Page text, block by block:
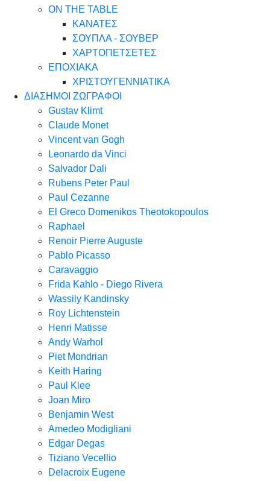
ON THE TABLE
ΚΑΝΑΤΕΣ
ΣΟΥΠΛΑ - ΣΟΥΒΕΡ
ΧΑΡΤΟΠΕΤΣΕΤΕΣ
ΕΠΟΧΙΑΚΑ
ΧΡΙΣΤΟΥΓΕΝΝΙΑΤΙΚΑ
ΔΙΑΣΗΜΟΙ ΖΩΓΡΑΦΟΙ
Gustav Klimt
Claude Monet
Vincent van Gogh
Leonardo da Vinci
Salvador Dali
Rubens Peter Paul
Paul Cezanne
El Greco Domenikos Theotokopoulos
Raphael
Renoir Pierre Auguste
Pablo Picasso
Caravaggio
Frida Kahlo - Diego Rivera
Wassily Kandinsky
Roy Lichtenstein
Henri Matisse
Andy Warhol
Piet Mondrian
Keith Haring
Paul Klee
Joan Miro
Benjamin West
Amedeo Modigliani
Edgar Degas
Tiziano Vecellio
Delacroix Eugene